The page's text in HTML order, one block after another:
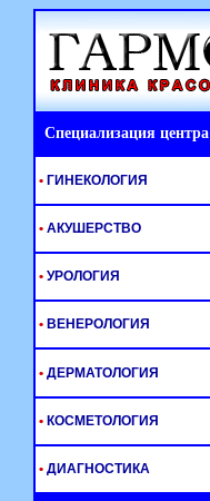
Специализация центра
• ГИНЕКОЛОГИЯ
• АКУШЕРСТВО
• УРОЛОГИЯ
• ВЕНЕРОЛОГИЯ
• ДЕРМАТОЛОГИЯ
• КОСМЕТОЛОГИЯ
• ДИАГНОСТИКА